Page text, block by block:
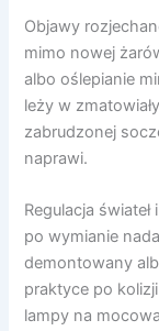
Objawy
mimo nowej
albo oślepianie
leży w
zabrudzonej
naprawi.
Regulacja
po wymianie
demontowany
praktyce po
lampy na